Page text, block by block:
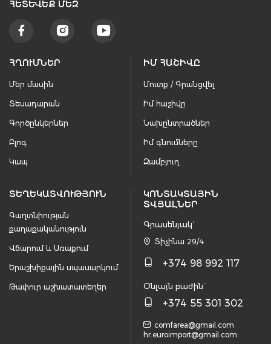
ՀԵՏԵՒԵՔ ՄԵԶ
ՀՂՈՒՄՆԵՐ
Մեր մասին
Տեսադարան
Գործընկերներ
Բլոգ
Կապ
ԻՄ ՀԱՇԻՎԸ
Մուտք / Գրանցվել
Իմ հաշիվը
Նախընտրածներ
Իմ գնումները
Զամբյուղ
ՏԵՂԵԿԱՏՎՈՒԹՅՈՒՆ
Գաղտնիության
քաղաքականություն
Վճարում և Առաքում
Երաշխիքային սպասարկում
Թափուր աշխատատեղեր
ԿՈՆՏԱԿՏԱՅԻՆ
ՏՎՅԱԼՆԵՐ
Գրասենյակ`
Տիչինա 29/4
+374 98 992 117
Օնլայն բաժին`
+374 55 301 302
comfarea@gmail.com
hr.euroimport@gmail.com